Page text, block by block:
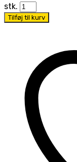
stk.
Tilføj til kurv